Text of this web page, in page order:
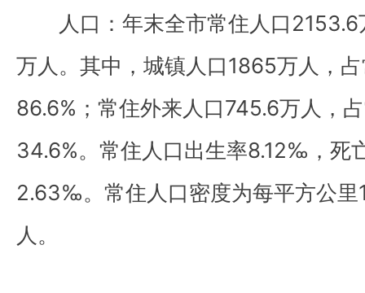
人口：年末全市常住人口2153.6
万人。其中，城镇人口1865万人，
86.6%；常住外来人口745.6万人，
34.6%。常住人口出生率8.12‰，
2.63‰。常住人口密度为每平方公里
人。